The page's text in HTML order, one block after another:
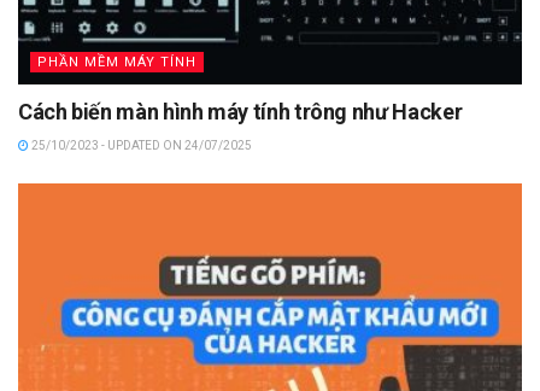
PHẦN MỀM MÁY TÍNH
Cách biến màn hình máy tính trông như Hacker
25/10/2023 - UPDATED ON 24/07/2025